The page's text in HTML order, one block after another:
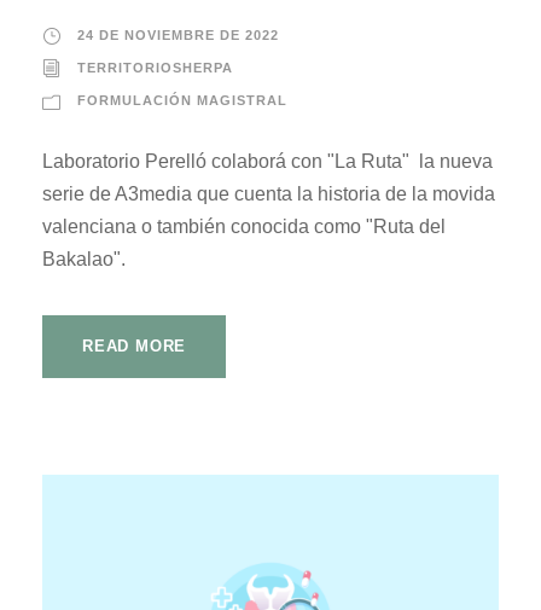
24 DE NOVIEMBRE DE 2022
TERRITORIOSHERPA
FORMULACIÓN MAGISTRAL
Laboratorio Perelló colaborá con "La Ruta" la nueva
serie de A3media que cuenta la historia de la movida
valenciana o también conocida como "Ruta del
Bakalao".
READ MORE